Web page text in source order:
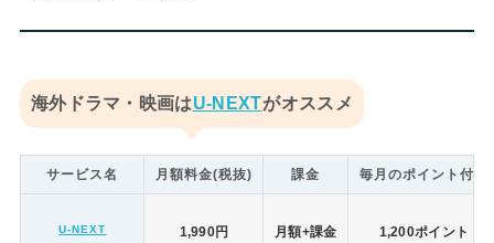
海外ドラマ・映画は
サービス名 月額料金(税抜) 課金 毎月のポイント付与
U-NEXT 1,990円 月額+課金 1,200ポイント